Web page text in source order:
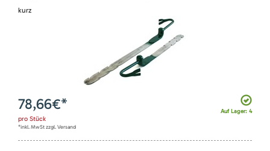
kurz
Auf Lager: 4
78,66€*
pro Stück
*inkl. MwSt zzgl. Versand